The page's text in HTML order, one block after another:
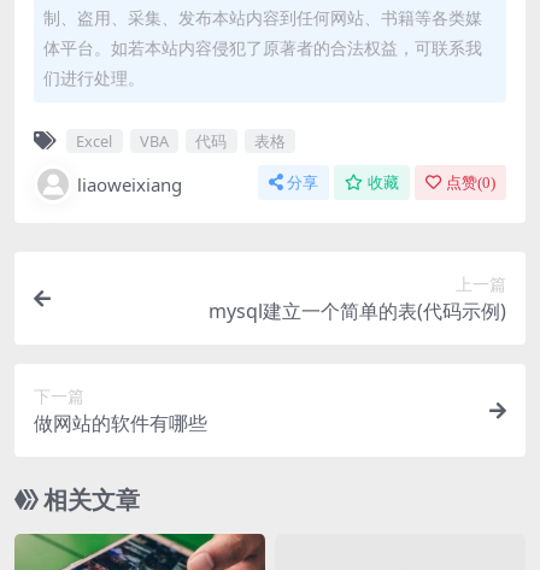
制、盗用、采集、发布本站内容到任何网站、书籍等各类媒
体平台。如若本站内容侵犯了原著者的合法权益，可联系我
们进行处理。
Excel VBA 代码 表格
liaoweixiang 分享 收藏 点赞(0)
上一篇
mysql建立一个简单的表(代码示例)
下一篇
做网站的软件有哪些
相关文章